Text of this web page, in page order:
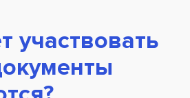
участвовать